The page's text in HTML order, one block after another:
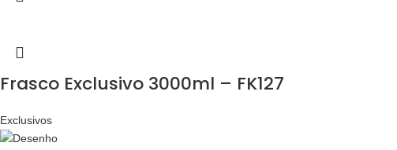
Frasco Exclusivo 3000ml – FK127
Exclusivos